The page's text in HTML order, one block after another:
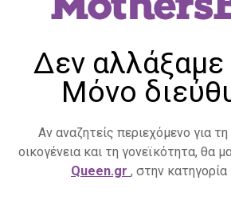
Δεν
Μόνο
Αν αναζητείς περιεχόμενο για
οικογένεια και τη γονεϊκότητα, θα
Queen.gr , στην κατηγορία